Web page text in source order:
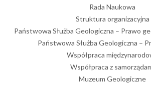
Rada Naukowa
Struktura organizacyjna
Państwowa Służba Geologiczna – Prawo
Państwowa Służba Geologiczna –
Współpraca
Współpraca z
Muzeum Geologiczne